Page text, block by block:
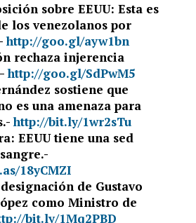
sobre EEUU: Esta es
los venezolanos por
http://goo.gl/ayw1bn
rechaza injerencia
http://goo.gl/SdPwM5
sostiene que
es una amenaza para
http://bit.ly/1wr2sTu
EEUU tiene una sed
18yCMZI
de Gustavo
como Ministro de
bit.ly/1Mq2PBD